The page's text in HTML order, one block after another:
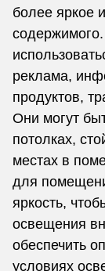
более яркое
реклама,
продуктов,
Они могут
потолках,
местах в
для
яркость,
освещения
обеспечить
условиях